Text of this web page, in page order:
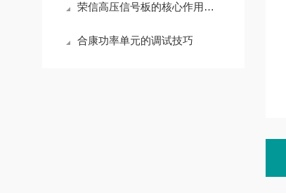
荣信高压信号板的核心作用解读
合康功率单元的调试技巧